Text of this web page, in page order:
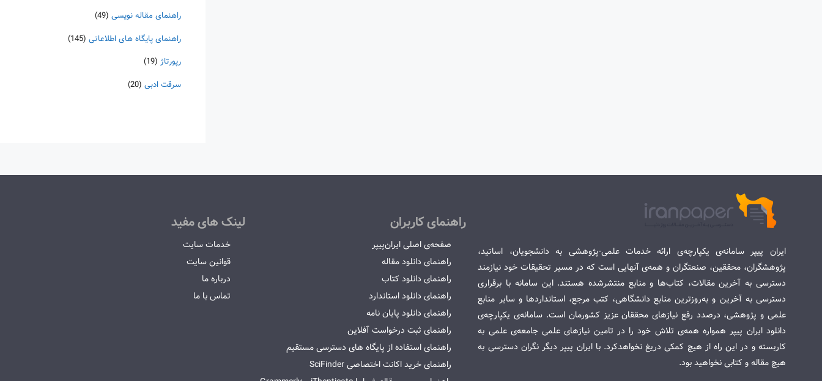
راهنمای مقاله نویسی (49)
راهنمای پایگاه های اطلاعاتی (145)
رپورتاژ (19)
سرقت ادبی (20)
ایران پیپر سامانه‌ی یکپارچه‌ی ارائه خدمات علمی-پژوهشی به دانشجویان، اساتید،
پژوهشگران، محققین، صنعتگران و همه‌ی آنهایی است که در مسیر تحقیقات خود نیازمند
دسترسی به آخرین مقالات، کتاب‌ها و منابع منتشرشده هستند. این سامانه با برقراری
دسترسی به آخرین و به‌روزترین منابع دانشگاهی، کتب مرجع، استانداردها و سایر منابع
علمی و پژوهشی، درصدد رفع نیازهای محققان عزیز کشورمان است. سامانه‌ی یکپارچه‌ی
دانلود ایران پیپر همواره همه‌ی تلاش خود را در تامین نیازهای علمی جامعه‌ی علمی به
کاربسته و در این راه از هیچ کمکی دریغ نخواهدکرد. با ایران پیپر دیگر نگران دسترسی به
هیچ مقاله و کتابی نخواهید بود.
راهنمای کاربران
صفحه‌ی اصلی ایران‌پیپر
راهنمای دانلود مقاله
راهنمای دانلود کتاب
راهنمای دانلود استاندارد
راهنمای دانلود پایان نامه
راهنمای ثبت درخواست آفلاین
راهنمای استفاده از پایگاه های دسترسی مستقیم
راهنمای خرید اکانت اختصاصی SciFinder
لینک های مفید
خدمات سایت
قوانین سایت
درباره ما
تماس با ما